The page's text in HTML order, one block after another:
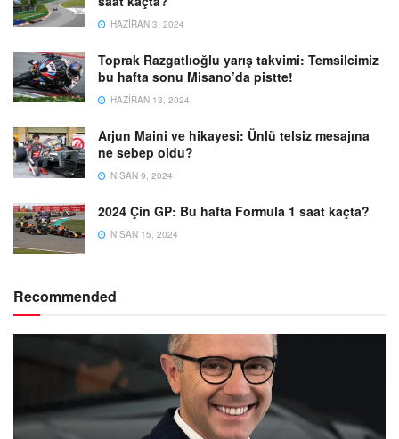
HAZIRAN 3, 2024
Toprak Razgatlıoğlu yarış takvimi: Temsilcimiz
bu hafta sonu Misano’da pistte!
HAZIRAN 13, 2024
Arjun Maini ve hikayesi: Ünlü telsiz mesajına
ne sebep oldu?
NISAN 9, 2024
2024 Çin GP: Bu hafta Formula 1 saat kaçta?
NISAN 15, 2024
Recommended